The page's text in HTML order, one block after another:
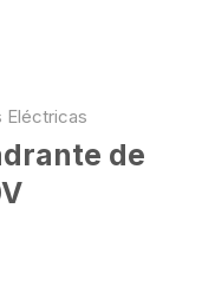
Eléctricas
de